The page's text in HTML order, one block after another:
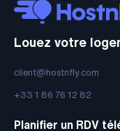
Louez votre
client@hostnfly.com
+33 1 86 76 12 82
Planifier un RDV